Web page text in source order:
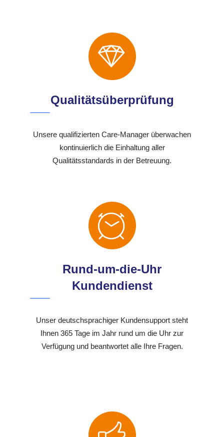
Qualitätsüberprüfung
Unsere qualifizierten Care-Manager überwachen
kontinuierlich die Einhaltung aller
Qualitätsstandards in der Betreuung.
Rund-um-die-Uhr
Kundendienst
Unser deutschsprachiger Kundensupport steht
Ihnen 365 Tage im Jahr rund um die Uhr zur
Verfügung und beantwortet alle Ihre Fragen.